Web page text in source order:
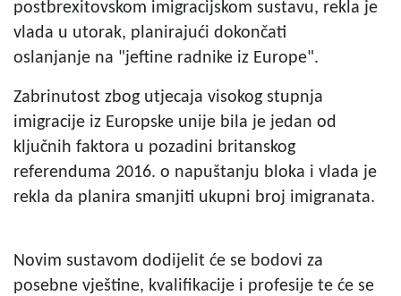
postbrexitovskom imigracijskom sustavu, rekla je
vlada u utorak, planirajući dokončati
oslanjanje na "jeftine radnike iz Europe".
Zabrinutost zbog utjecaja visokog stupnja
imigracije iz Europske unije bila je jedan od
ključnih faktora u pozadini britanskog
referenduma 2016. o napuštanju bloka i vlada je
rekla da planira smanjiti ukupni broj imigranata.
Novim sustavom dodijelit će se bodovi za
posebne vještine, kvalifikacije i profesije te će se